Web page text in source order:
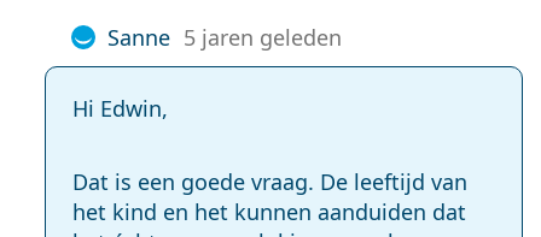
Sanne 5 jaren geleden
Hi Edwin,
Dat is een goede vraag. De leeftijd van
het kind en het kunnen aanduiden dat